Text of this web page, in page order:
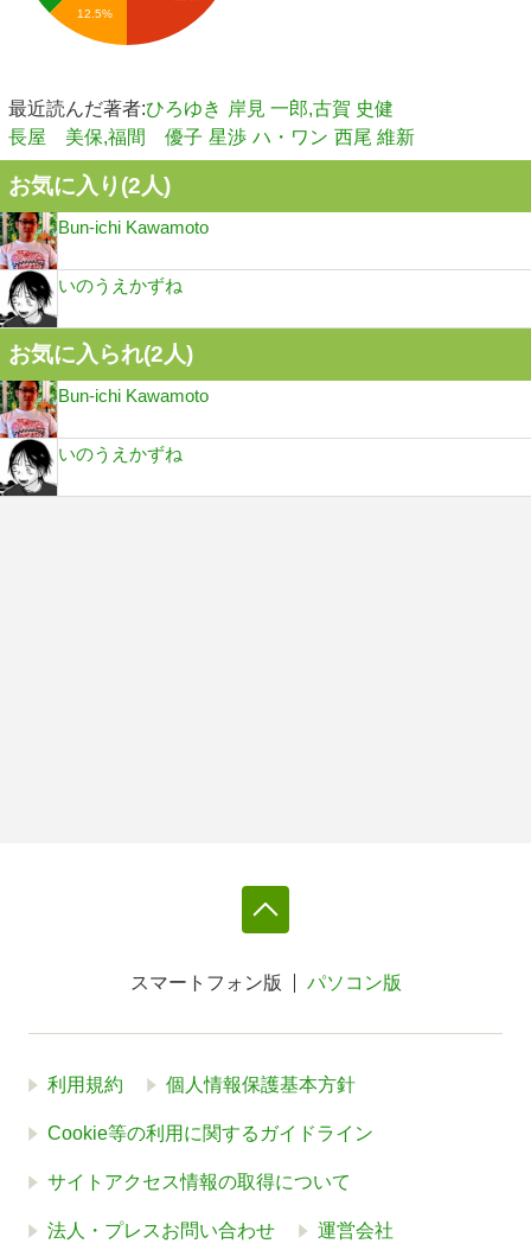
12.5%
最近読んだ著者:ひろゆき 岸見 一郎,古賀 史健
長屋 美保,福間 優子 星渉 ハ・ワン 西尾 維新
お気に入り(2人)
Bun-ichi Kawamoto
いのうえかずね
お気に入られ(2人)
Bun-ichi Kawamoto
いのうえかずね
スマートフォン版 パソコン版
利用規約 個人情報保護基本方針
Cookie等の利用に関するガイドライン
サイトアクセス情報の取得について
法人・プレスお問い合わせ 運営会社